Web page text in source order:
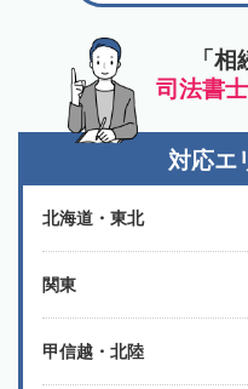
「
司法書
対応エ
北海道・東北
関東
甲信越・北陸